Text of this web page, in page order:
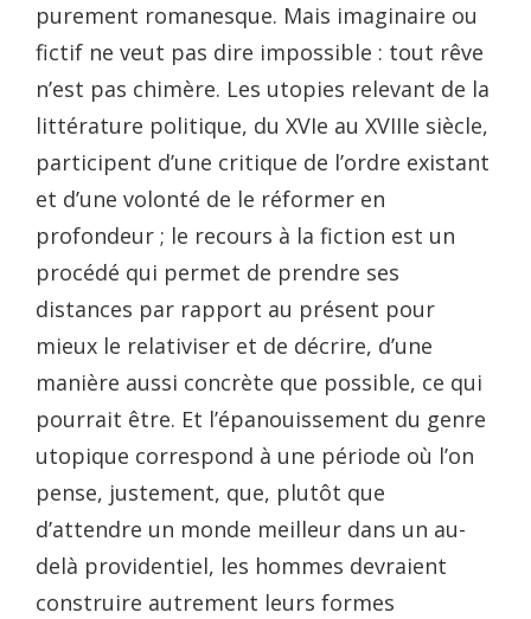
purement romanesque. Mais imaginaire ou
fictif ne veut pas dire impossible : tout rêve
n’est pas chimère. Les utopies relevant de la
littérature politique, du XVIe au XVIIIe siècle,
participent d’une critique de l’ordre existant
et d’une volonté de le réformer en
profondeur ; le recours à la fiction est un
procédé qui permet de prendre ses
distances par rapport au présent pour
mieux le relativiser et de décrire, d’une
manière aussi concrète que possible, ce qui
pourrait être. Et l’épanouissement du genre
utopique correspond à une période où l’on
pense, justement, que, plutôt que
d’attendre un monde meilleur dans un au-
delà providentiel, les hommes devraient
construire autrement leurs formes